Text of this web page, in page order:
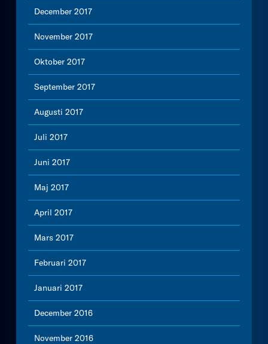
December 2017
November 2017
Oktober 2017
September 2017
Augusti 2017
Juli 2017
Juni 2017
Maj 2017
April 2017
Mars 2017
Februari 2017
Januari 2017
December 2016
November 2016